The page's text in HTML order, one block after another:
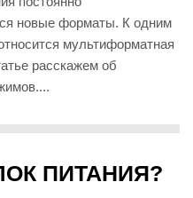
новые форматы. К одним
мультиформатная
расскажем об
ПИТАНИЯ?